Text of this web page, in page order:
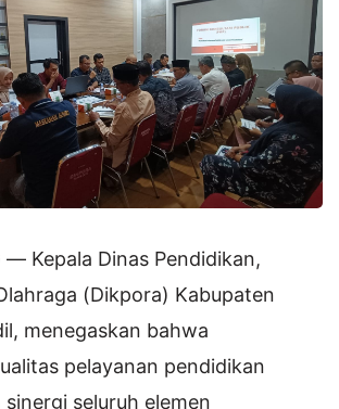
— Kepala Dinas Pendidikan,
(Dikpora) Kabupaten
menegaskan bahwa
pelayanan pendidikan
seluruh elemen